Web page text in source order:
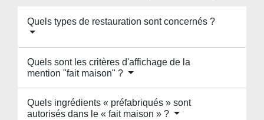
Quels types de restauration sont concernés ?
Quels sont les critères d'affichage de la
mention "fait maison" ?
Quels ingrédients « préfabriqués » sont
autorisés dans le « fait maison » ?